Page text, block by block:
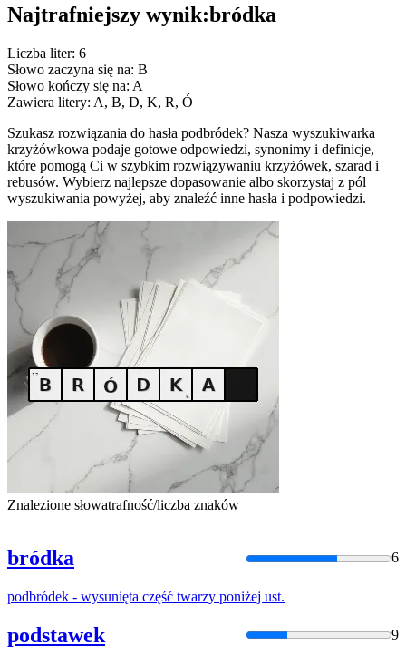
Najtrafniejszy wynik:bródka
Liczba liter: 6
Słowo zaczyna się na: B
Słowo kończy się na: A
Zawiera litery: A, B, D, K, R, Ó
Szukasz rozwiązania do hasła podbródek? Nasza wyszukiwarka
krzyżówkowa podaje gotowe odpowiedzi, synonimy i definicje,
które pomogą Ci w szybkim rozwiązywaniu krzyżówek, szarad i
rebusów. Wybierz najlepsze dopasowanie albo skorzystaj z pól
wyszukiwania powyżej, aby znaleźć inne hasła i podpowiedzi.
Znalezione słowatrafność/liczba znaków
bródka 6
podbródek - wysunięta część twarzy poniżej ust.
podstawek 9